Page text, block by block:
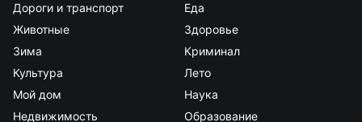
Дороги и транспорт
Еда
Животные
Здоровье
Зима
Криминал
Культура
Лето
Мой дом
Наука
Недвижимость
Образование